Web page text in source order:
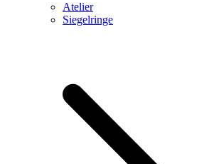
Atelier
Siegelringe